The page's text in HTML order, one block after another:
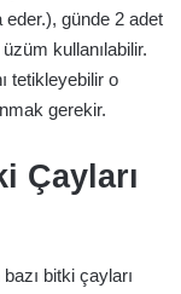
günde 2 adet
kullanılabilir.
tetikleyebilir o
gerekir.
Çayları
bitki çayları